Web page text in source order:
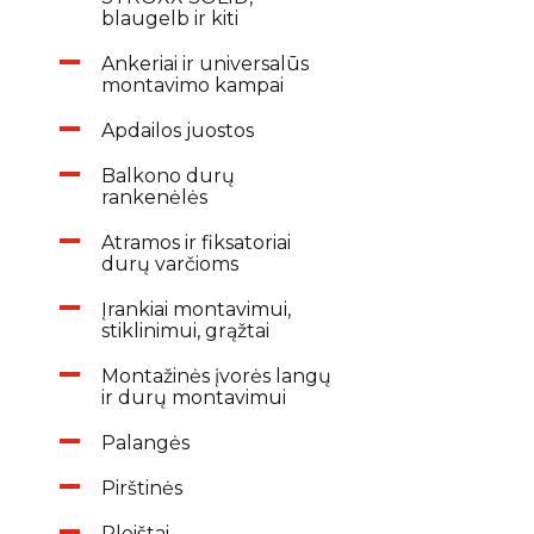
blaugelb ir kiti
Ankeriai ir universalūs
montavimo kampai
Apdailos juostos
Balkono durų
rankenėlės
Atramos ir fiksatoriai
durų varčioms
Įrankiai montavimui,
stiklinimui, grąžtai
Montažinės įvorės langų
ir durų montavimui
Palangės
Pirštinės